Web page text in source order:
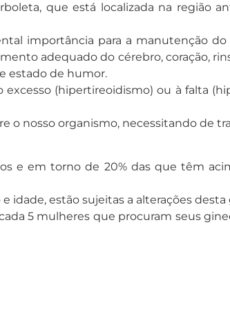
que está localizada na região
importância para a manutenção
adequado do cérebro, coração,
estado de humor.
excesso (hipertireoidismo) ou à falta
o nosso organismo, necessitando de
e em torno de 20% das que têm
idade, estão sujeitas a alterações desta
5 mulheres que procuram seus